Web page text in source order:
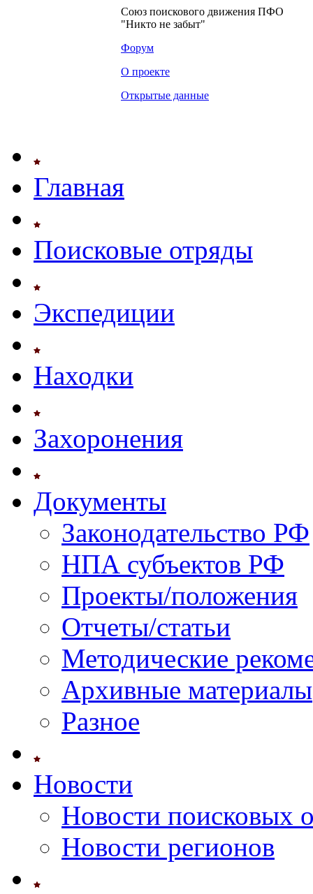
Союз поискового движения ПФО
"Никто не забыт"
Форум
О проекте
Открытые данные
Главная
Поисковые отряды
Экспедиции
Находки
Захоронения
Документы
Законодательство РФ
НПА субъектов РФ
Проекты/положения
Отчеты/статьи
Методические
Архивные материалы
Разное
Новости
Новости поисковых
Новости регионов